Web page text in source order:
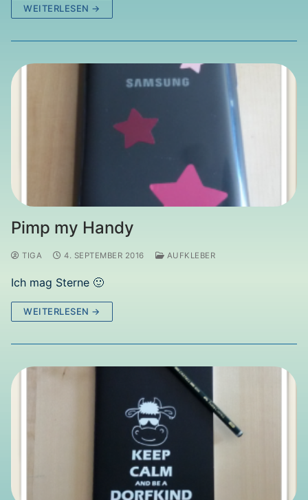
WEITERLESEN →
Pimp my Handy
TIGA 4. SEPTEMBER 2016 AUFKLEBER
Ich mag Sterne 🙂
WEITERLESEN →